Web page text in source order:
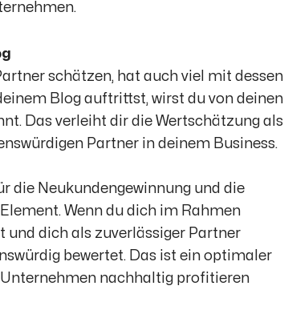
schätzen, hat auch viel mit dessen
Blog auftrittst, wirst du von deinen
Das verleiht dir die Wertschätzung als
Partner in deinem Business.
die Neukundengewinnung und die
Wenn du dich im Rahmen
und dich als zuverlässiger Partner
bewertet. Das ist ein optimaler
nachhaltig profitieren